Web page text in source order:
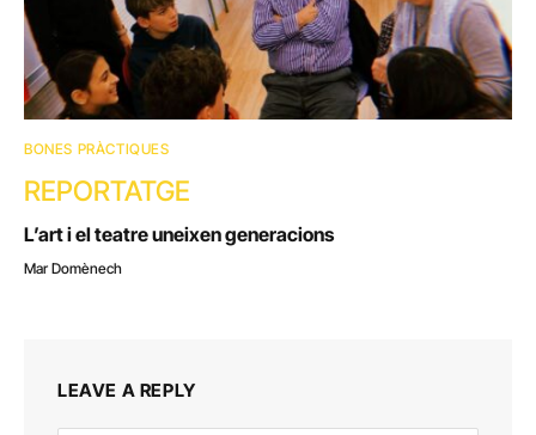
BONES PRÀCTIQUES
REPORTATGE
L’art i el teatre uneixen generacions
Mar Domènech
LEAVE A REPLY